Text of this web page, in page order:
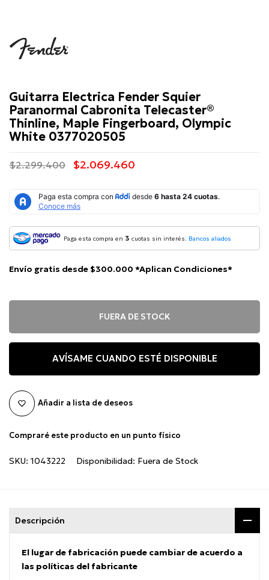
Guitarra Electrica Fender Squier
Paranormal Cabronita Telecaster®
Thinline, Maple Fingerboard, Olympic
White 0377020505
$2.299.400 $2.069.460
Paga esta compra en 3 cuotas sin interés. Bancos aliados
Envío gratis desde $300.000 *Aplican Condiciones*
FUERA DE STOCK
AVÍSAME CUANDO ESTÉ DISPONIBLE
Añadir a lista de deseos
Compraré este producto en un punto físico
SKU: 1043222 Disponibilidad: Fuera de Stock
Descripción
El lugar de fabricación puede cambiar de acuerdo a
las políticas del fabricante